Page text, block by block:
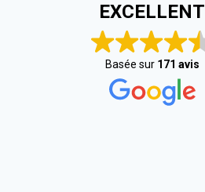
EXCELLENT
Basée sur 171 avis